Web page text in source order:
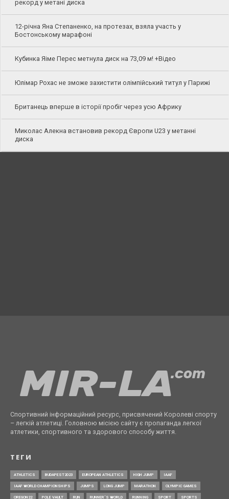
рекорд у метані диска
12-річна Яна Степаненко, на протезах, взяла участь у
Бостонському марафоні
Кубинка Яіме Перес метнула диск на 73,09 м! +Відео
Юлімар Рохас не зможе захистити олімпійський титул у Парижі
Британець вперше в історії пробіг через усю Африку
Миколас Алекна встановив рекорд Європи U23 у метанні
диска
Спортивний інформаційний ресурс, присвячений Королеві спорту
– легкій атлетиці. Головною місією сайту є пропаганда легкої
атлетики, спортивного та здорового способу життя.
ТЕГИ
ATHLETICS BUDAPEST2023 EUROPEAN ATHLETICS HIGH JUMP IAAF
IAAF WORLD CHAMPIONSHIPS JUMPS LONG JUMP MARATHON OLYMPIC GAMES
OREGON22 POLE VAULT RUN RUNNER’S WORLD RUNNING SPORT SPORTS